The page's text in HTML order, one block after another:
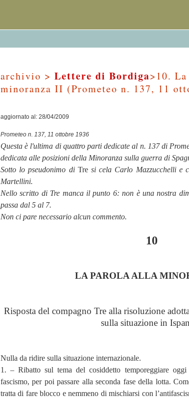
archivio > Lettere di Bordiga>10.
minoranza II (Prometeo n. 137, 11
aggiornato al: 28/04/2009
Prometeo n. 137, 11 ottobre 1936
Questa è l'ultima di quattro parti dedicate al n. 137 di
dedicata alle posizioni della Minoranza sulla guerra di
Sotto lo pseudonimo di Tresi cela Carlo Mazzucchelli e
Martellini.
Nello scritto di Tre manca il punto 6: non è una nostra
passa dal 5 al 7.
Non ci pare necessario alcun commento.
10
LA PAROLA ALLA
Risposta del compagno Tre alla risoluzione
sulla situazione in
Nulla da ridire sulla situazione internazionale.
1. – Ribatto sul tema del cosiddetto temporeggiare
fascismo, per poi passare alla seconda fase della lotta.
tratta di fare blocco e nemmeno di mischiarsi con